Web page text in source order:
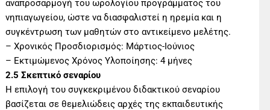
αναπροσαρμογή του ωρολογίου προγράμματος του
νηπιαγωγείου, ώστε να διασφαλιστεί η ηρεμία και η
συγκέντρωση των μαθητών στο αντικείμενο μελέτης.
– Χρονικός Προσδιορισμός: Μάρτιος-Ιούνιος
– Εκτιμώμενος Χρόνος Υλοποίησης: 4 μήνες
2.5 Σκεπτικό σεναρίου
Η επιλογή του συγκεκριμένου διδακτικού σεναρίου
βασίζεται σε θεμελιώδεις αρχές της εκπαιδευτικής